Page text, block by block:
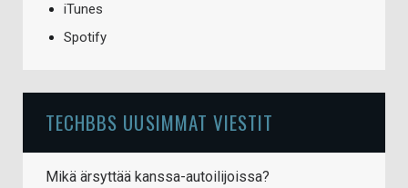
iTunes
Spotify
TECHBBS UUSIMMAT VIESTIT
Mikä ärsyttää kanssa-autoilijoissa?